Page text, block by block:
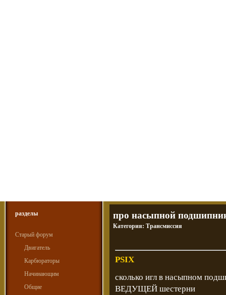
разделы
Старый форум
Двигатель
Карбюраторы
Начинающим
Общие
про насыпной
Категория: Трансмиссия
PSIX
сколько игл в насыпном
ВЕДУЩЕЙ шестерни